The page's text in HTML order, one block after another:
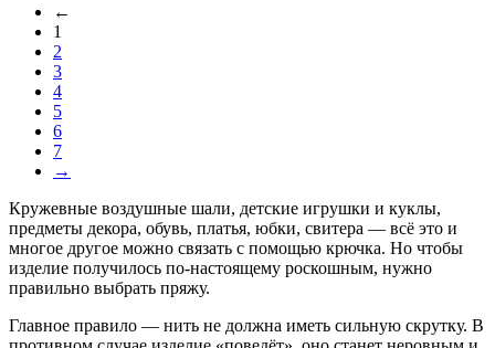
←
1
2
3
4
5
6
7
→
Кружевные воздушные шали, детские игрушки и куклы,
предметы декора, обувь, платья, юбки, свитера — всё это и
многое другое можно связать с помощью крючка. Но чтобы
изделие получилось по-настоящему роскошным, нужно
правильно выбрать пряжу.
Главное правило — нить не должна иметь сильную скрутку. В